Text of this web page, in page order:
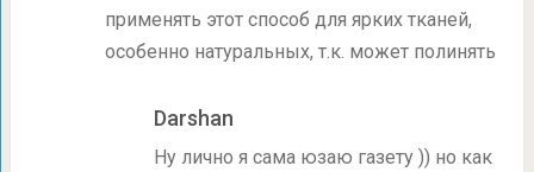
применять этот способ для ярких тканей,
особенно натуральных, т.к. может полинять
Darshan
Ну лично я сама юзаю газету )) но как